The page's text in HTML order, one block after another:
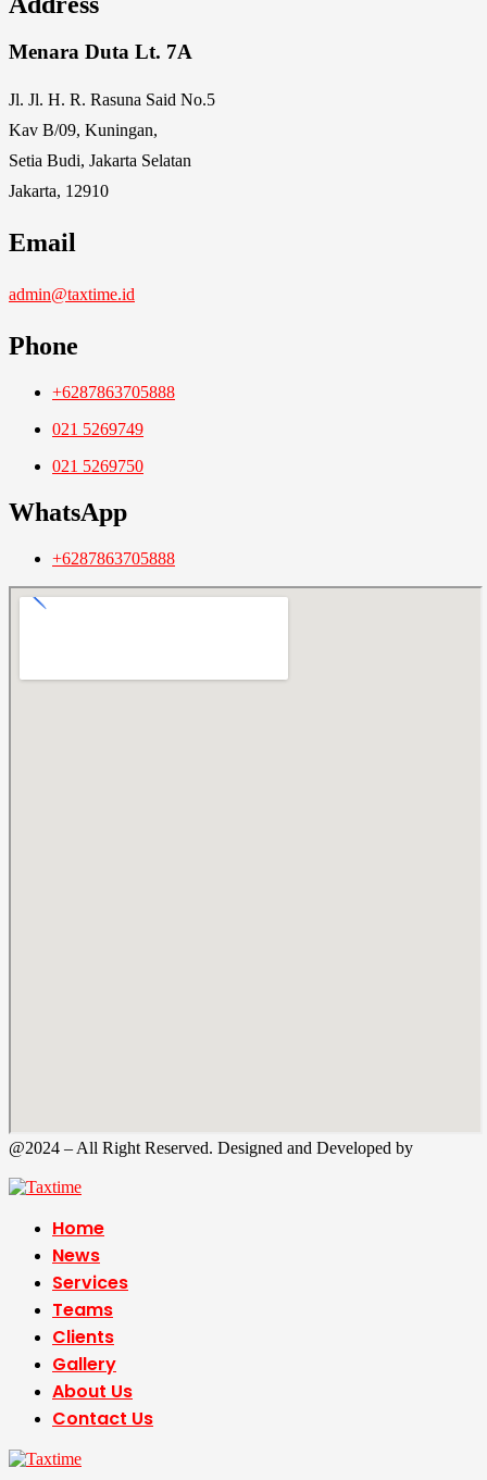
Menara Duta Lt. 7A
Jl. Jl. H. R. Rasuna Said No.5
Kav B/09, Kuningan,
Setia Budi, Jakarta Selatan
Jakarta, 12910
Email
admin@taxtime.id
Phone
+6287863705888
021 5269749
021 5269750
WhatsApp
+6287863705888
@2024 – All Right Reserved. Designed and Developed by
Home
News
Services
Teams
Clients
Gallery
About Us
Contact Us